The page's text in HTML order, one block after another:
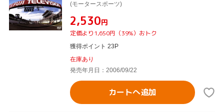
(モータースポーツ)
¥2,530円
定価より1,650円（39%）おトク
獲得ポイント 23P
在庫あり
発売年月日：2006/09/22
カートへ追加